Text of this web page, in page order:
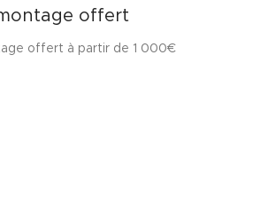
offert
offert à partir de 1 000€